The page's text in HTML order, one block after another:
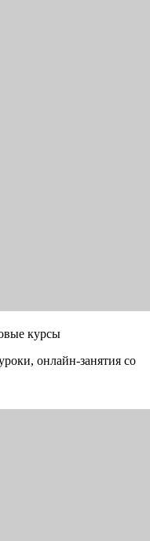
курсы
онлайн-занятия со